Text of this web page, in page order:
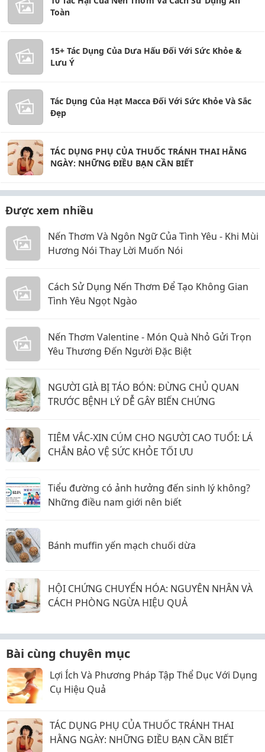
Toàn
15+ Tác Dụng Của Dưa Hấu Đối Với Sức Khỏe &
Lưu Ý
Tác Dụng Của Hạt Macca Đối Với Sức Khỏe Và Sắc
Đẹp
TÁC DỤNG PHỤ CỦA THUỐC TRÁNH THAI HẰNG
NGÀY: NHỮNG ĐIỀU BẠN CẦN BIẾT
Được xem nhiều
Nến Thơm Và Ngôn Ngữ Của Tình Yêu - Khi Mùi
Hương Nói Thay Lời Muốn Nói
Cách Sử Dụng Nến Thơm Để Tạo Không Gian
Tình Yêu Ngọt Ngào
Nến Thơm Valentine - Món Quà Nhỏ Gửi Trọn
Yêu Thương Đến Người Đặc Biệt
NGƯỜI GIÀ BỊ TÁO BÓN: ĐỪNG CHỦ QUAN
TRƯỚC BỆNH LÝ DỄ GÂY BIẾN CHỨNG
TIÊM VẮC-XIN CÚM CHO NGƯỜI CAO TUỔI: LÁ
CHẮN BẢO VỆ SỨC KHỎE TỐI ƯU
Tiểu đường có ảnh hưởng đến sinh lý không?
Những điều nam giới nên biết
Bánh muffin yến mạch chuối dừa
HỘI CHỨNG CHUYỂN HÓA: NGUYÊN NHÂN VÀ
CÁCH PHÒNG NGỪA HIỆU QUẢ
Bài cùng chuyên mục
Lợi Ích Và Phương Pháp Tập Thể Dục Với Dụng
Cụ Hiệu Quả
TÁC DỤNG PHỤ CỦA THUỐC TRÁNH THAI
HẰNG NGÀY: NHỮNG ĐIỀU BẠN CẦN BIẾT